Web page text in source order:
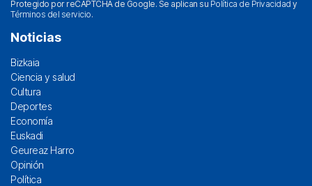
Protegido por reCAPTCHA de Google. Se aplican su Política de Privacidad y
Términos del servicio.
Noticias
Bizkaia
Ciencia y salud
Cultura
Deportes
Economía
Euskadi
Geureaz Harro
Opinión
Política